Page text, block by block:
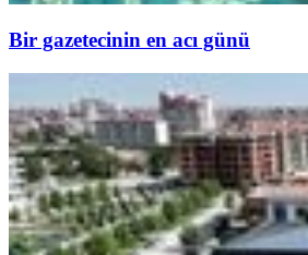
Bir gazetecinin en acı günü